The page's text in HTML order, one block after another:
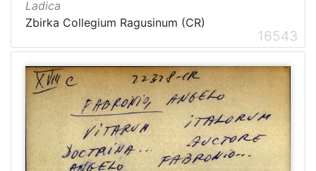
Ladica
Zbirka Collegium Ragusinum (CR)
16543